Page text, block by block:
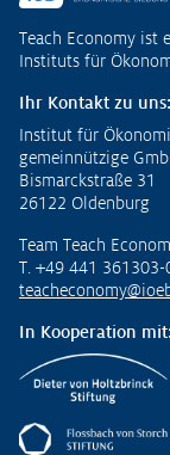
Teach Economy ist
Instituts für
Ihr Kontakt zu uns:
Institut für
gemeinnützige
Bismarckstraße 31
26122 Oldenburg
Team Teach
T. +49 441 361303-
In Kooperation mit: